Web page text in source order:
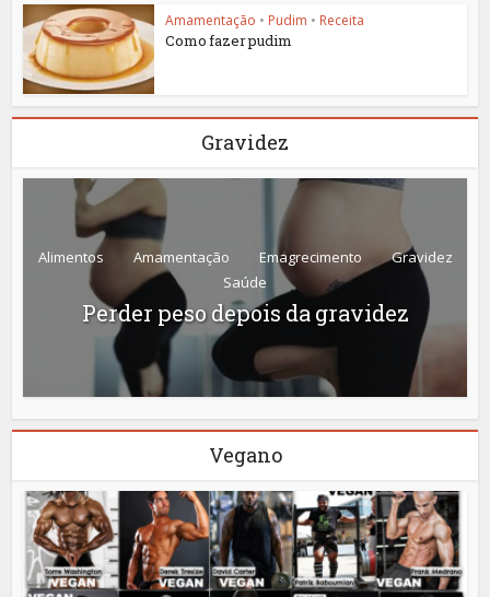
Amamentação • Pudim • Receita
Como fazer pudim
Gravidez
Alimentos Amamentação Emagrecimento
Gravidez
Saúde
Perder peso depois da gravidez
Vegano